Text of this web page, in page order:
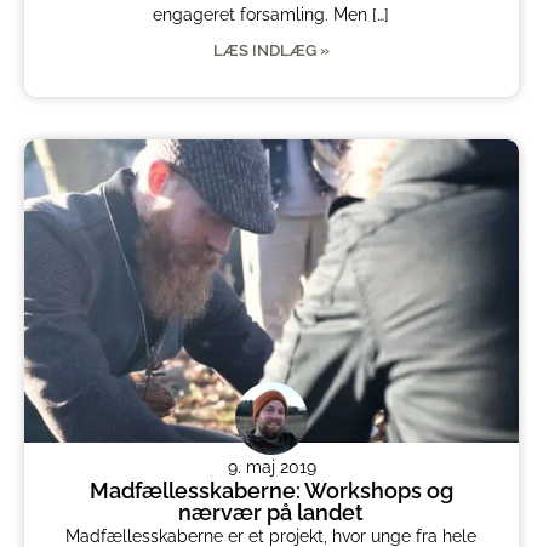
engageret forsamling. Men […]
LÆS INDLÆG »
9. maj 2019
Madfællesskaberne: Workshops og
nærvær på landet
Madfællesskaberne er et projekt, hvor unge fra hele